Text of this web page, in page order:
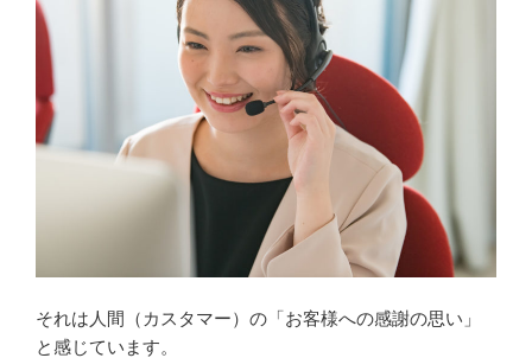
それは人間（カスタマー）の「お客様への感謝の思い」
と感じています。